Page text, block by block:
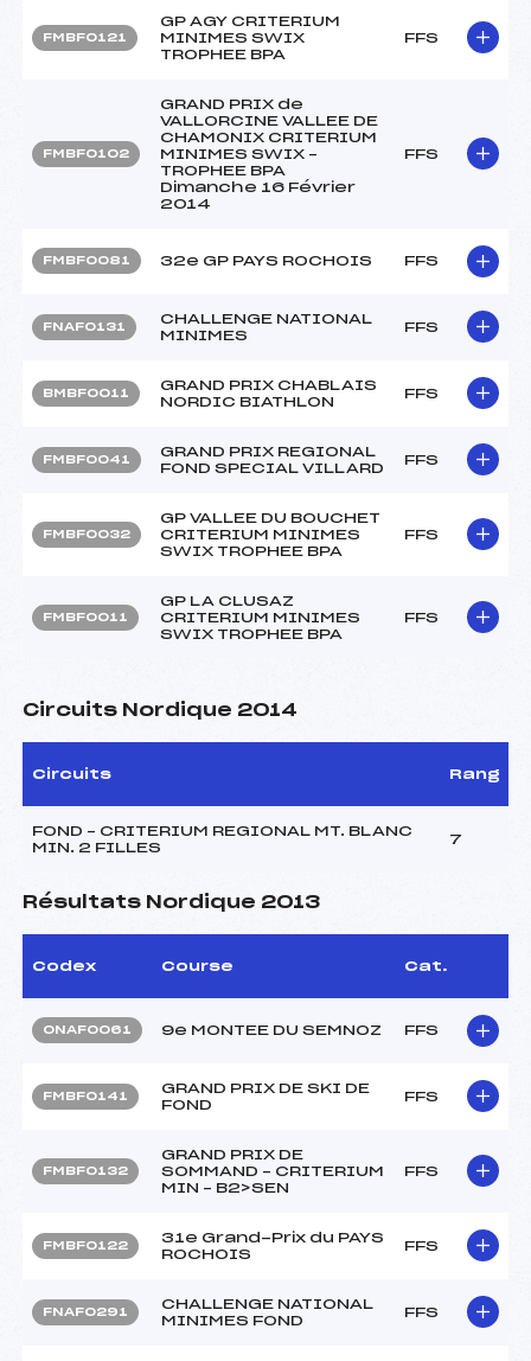
FMBF0121
GP AGY CRITERIUM
MINIMES SWIX
TROPHEE BPA
FFS
FMBF0102
GRAND PRIX de
VALLORCINE VALLEE DE
CHAMONIX CRITERIUM
MINIMES SWIX –
TROPHEE BPA
Dimanche 16 Février
2014
FFS
FMBF0081 32e GP PAYS ROCHOIS FFS
FNAF0131
CHALLENGE NATIONAL
MINIMES
FFS
BMBF0011
GRAND PRIX CHABLAIS
NORDIC BIATHLON
FFS
FMBF0041
GRAND PRIX REGIONAL
FOND SPECIAL VILLARD
FFS
FMBF0032
GP VALLEE DU BOUCHET
CRITERIUM MINIMES
SWIX TROPHEE BPA
FFS
FMBF0011
GP LA CLUSAZ
CRITERIUM MINIMES
SWIX TROPHEE BPA
FFS
Circuits Nordique 2014
Circuits Rang
FOND – CRITERIUM REGIONAL MT. BLANC
MIN. 2 FILLES
7
Résultats Nordique 2013
Codex Course Cat.
ONAF0061 9e MONTEE DU SEMNOZ FFS
FMBF0141
GRAND PRIX DE SKI DE
FOND
FFS
FMBF0132
GRAND PRIX DE
SOMMAND – CRITERIUM
MIN – B2>SEN
FFS
FMBF0122
31e Grand-Prix du PAYS
ROCHOIS
FFS
FNAF0291
CHALLENGE NATIONAL
MINIMES FOND
FFS